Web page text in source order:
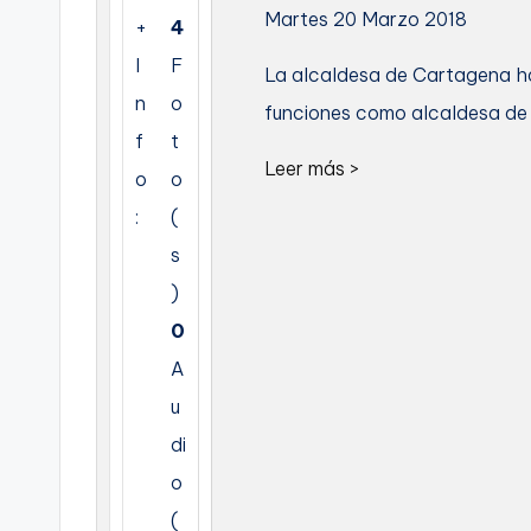
+
I
n
f
o
:
4
F
o
t
o
(
s
)
0
A
u
di
o
(
Martes 20 Marzo 2018
La alcaldesa de Cartagena
funciones como alcaldesa
Leer más >